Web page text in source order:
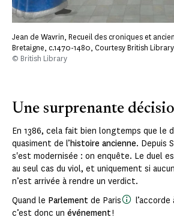
Jean de Wavrin, Recueil des croniques et
Bretaigne, c.1470-1480, Courtesy British
© British Library
Une surprenante
En 1386, cela fait bien longtemps que le
quasiment de l’histoire ancienne. Depuis
s'est modernisée : on enquête. Le duel
au seul cas du viol, et uniquement si
n’est arrivée à rendre un verdict.
Quand le Parlement de Paris
l’accorde
c’est donc un événement!